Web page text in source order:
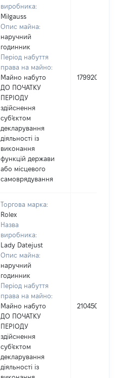
виробника:
Milgauss
Опис майна:
наручний
годинник
Період набуття
права на майно:
Майно набуто
ДО ПОЧАТКУ
ПЕРІОДУ
здійснення
суб'єктом
декларування
діяльності із
виконання
функцій держави
або місцевого
самоврядування
179920
Торгова марка:
Rolex
Назва
виробника:
Lady Datejust
Опис майна:
наручний
годинник
Період набуття
права на майно:
Майно набуто
ДО ПОЧАТКУ
ПЕРІОДУ
здійснення
суб'єктом
декларування
діяльності із
210450